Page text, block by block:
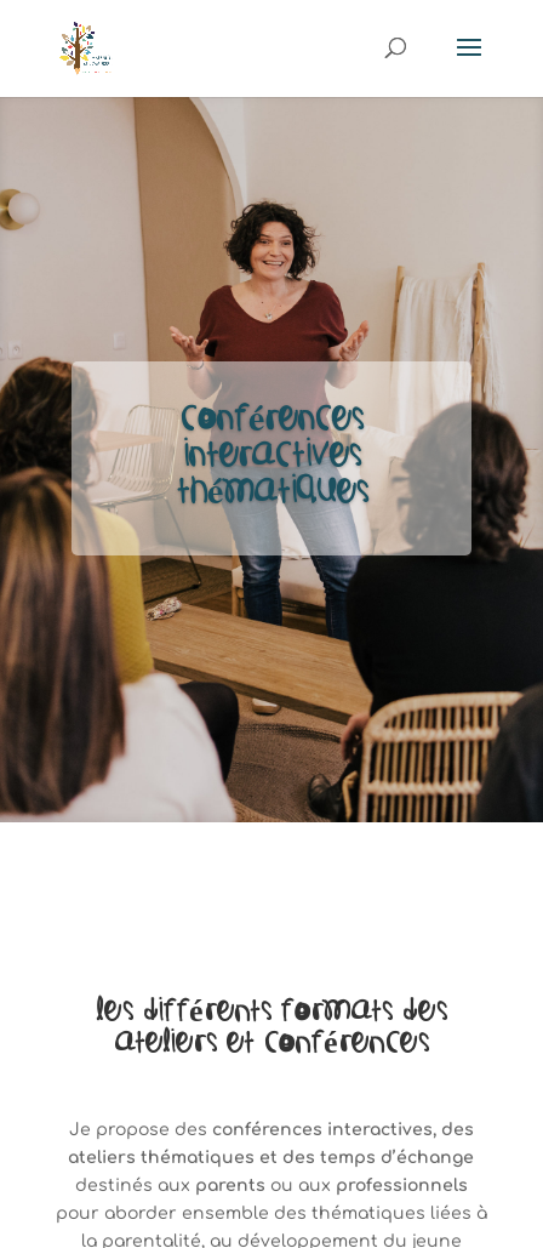
Conférences
interactives
thématiques
Les différents formats des
ateliers et conférences
Je propose des conférences interactives, des
ateliers thématiques et des temps d’échange
destinés aux parents ou aux professionnels
pour aborder ensemble des thématiques liées à
la parentalité, au développement du jeune